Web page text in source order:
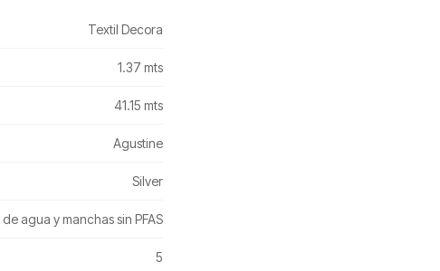
Textil Decora
1.37 mts
41.15 mts
Agustine
Silver
agua y manchas sin PFAS
5